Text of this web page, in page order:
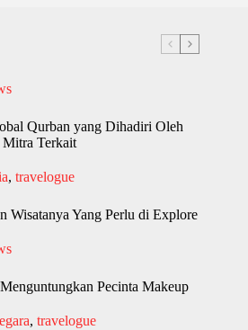
Qurban yang Dihadiri Oleh
Terkait
, travelogue
Wisatanya Yang Perlu di Explore
Pecinta Makeup
, travelogue